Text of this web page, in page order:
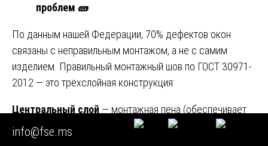
проблем 🧱
По данным нашей Федерации, 70% дефектов окон
связаны с неправильным монтажом, а не с самим
изделием. Правильный монтажный шов по ГОСТ 30971-
2012 — это трёхслойная конструкция:
Центральный слой — монтажная пена (обеспечивает
тепло- и звукоизоляцию, компенсацию деформаций).
info@fse.ms